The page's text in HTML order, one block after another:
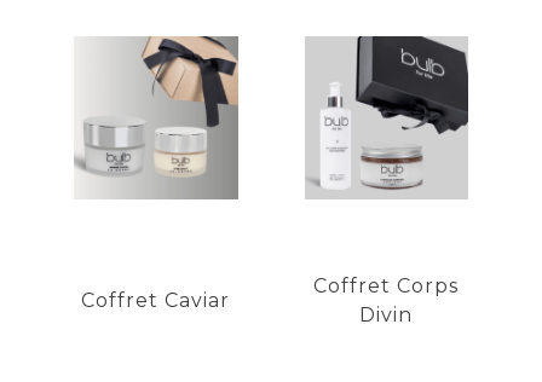
Coffret Caviar
Coffret
Caviar
Restaure la fermeté de
la peau
Coffret Corps
Divin
Coffret
Corps Divin
Doux gommage Abricot